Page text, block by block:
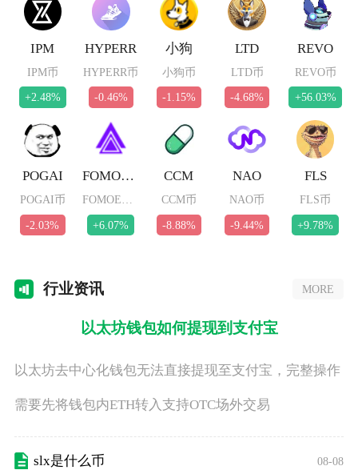
IPM
IPM币
+2.48%
HYPERR
HYPERR币
-0.46%
小狗
小狗币
-1.15%
LTD
LTD币
-4.68%
REVO
REVO币
+56.03%
POGAI
POGAI币
-2.03%
FOMOETH
+6.07%
CCM
CCM币
-8.88%
NAO
NAO币
-9.44%
FLS
FLS币
+9.78%
行业资讯 MORE
以太坊钱包如何提现到支付宝
以太坊去中心化钱包无法直接提现至支付宝，完整操作
需要先将钱包内ETH转入支持OTC场外交易
slx是什么币 08-08